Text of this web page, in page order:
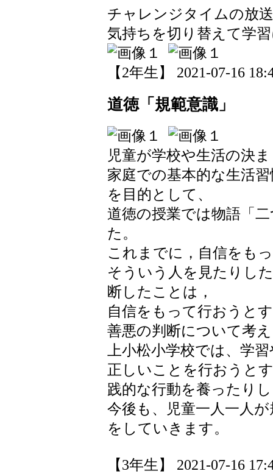
チャレンジタイムの放
気持ちを切り替えて学
【2年生】 2021-07-16
道徳「規範意識」
児童が学校や生活の決
家庭での基本的な生活
を目的として、
道徳の授業では物語「
た。
これまでに，自信をも
そういう人を見たりし
断したことは，
自信をもって行おうと
善悪の判断について考
上小松小学校では、学
正しいことを行おうと
践的な行動を養ったり
今後も、児童一人一人
をしていきます。
【3年生】 2021-07-16